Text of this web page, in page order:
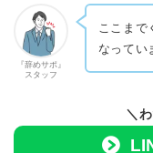
『辞めサポ』
スタッフ
ここまで
なってい
＼